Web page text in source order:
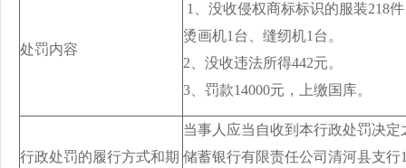
处罚内容
1、没收侵权商标标识的服装218
烫画机1台、缝纫机1台。
2、没收违法所得442元。
3、罚款14000元，上缴国库。
行政处罚的履行方式和期
当事人应当自收到本行政处罚决
储蓄银行有限责任公司清河县支行